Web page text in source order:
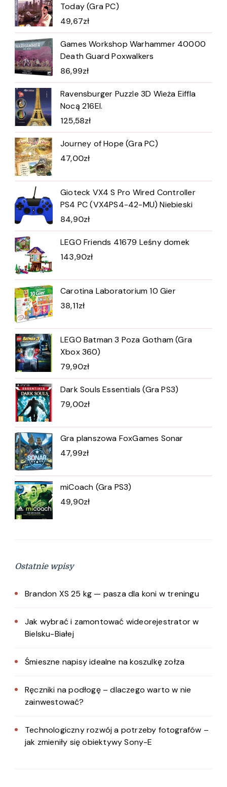
Today (Gra PC)
49,67zł
Games Workshop Warhammer 40000
Death Guard Poxwalkers
86,99zł
Ravensburger Puzzle 3D Wieża Eiffla
Nocą 216El.
125,58zł
Journey of Hope (Gra PC)
47,00zł
Gioteck VX4 S Pro Wired Controller
PS4 PC (VX4PS4-42-MU) Niebieski
84,90zł
LEGO Friends 41679 Leśny domek
143,90zł
Carotina Laboratorium 10 Gier
38,11zł
LEGO Batman 3 Poza Gotham (Gra
Xbox 360)
79,90zł
Dark Souls Essentials (Gra PS3)
79,00zł
Gra planszowa FoxGames Sonar
47,99zł
miCoach (Gra PS3)
49,90zł
Ostatnie wpisy
Brandon XS 25 kg — pasza dla koni w treningu
Jak wybrać i zamontować wideorejestrator w
Bielsku-Białej
Śmieszne napisy idealne na koszulkę zołza
Ręczniki na podłogę – dlaczego warto w nie
zainwestować?
Technologiczny rozwój a potrzeby fotografów –
jak zmieniły się obiektywy Sony-E